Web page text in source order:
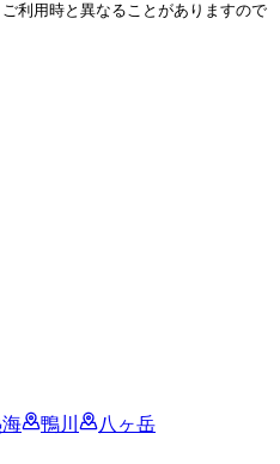
利用時と異なることがありますので
鴨川
八ヶ岳